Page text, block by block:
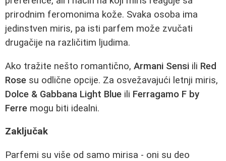
prirodnim feromonima kože. Svaka osoba ima
jedinstven miris, pa isti parfem može zvučati
drugačije na različitim ljudima.
Ako tražite nešto romantično, Armani Sensi ili Red
Rose su odlične opcije. Za osvežavajući letnji miris,
Dolce & Gabbana Light Blue ili Ferragamo F by
Ferre mogu biti idealni.
Zaključak
Parfemi su više od samo mirisa - oni su deo